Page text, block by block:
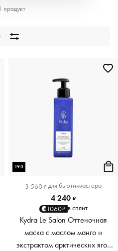
продукт
190
3 560 ₽ для бьюти-мастера
4 240 ₽
1060₽ в сплит
Kydra Le Salon Оттеночная
маска с маслом манго и
экстрактом арктических ягод